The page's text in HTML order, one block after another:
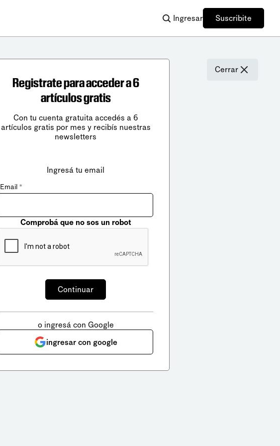
Ingresar Suscribite
Cerrar
Registrate para acceder a 6
artículos gratis
Con tu cuenta gratuita accedés a 6
artículos gratis por mes y recibís nuestras
newsletters
Ingresá tu email
Email *
Comprobá que no sos un robot
o ingresá con Google
ingresar con google